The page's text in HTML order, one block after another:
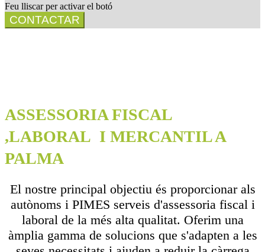
Feu lliscar per activar el botó
CONTACTAR
ASSESSORIA FISCAL
,LABORAL I MERCANTIL A
PALMA
El nostre principal objectiu és proporcionar als
autònoms i PIMES serveis d'assessoria fiscal i
laboral de la més alta qualitat. Oferim una
àmplia gamma de solucions que s'adapten a les